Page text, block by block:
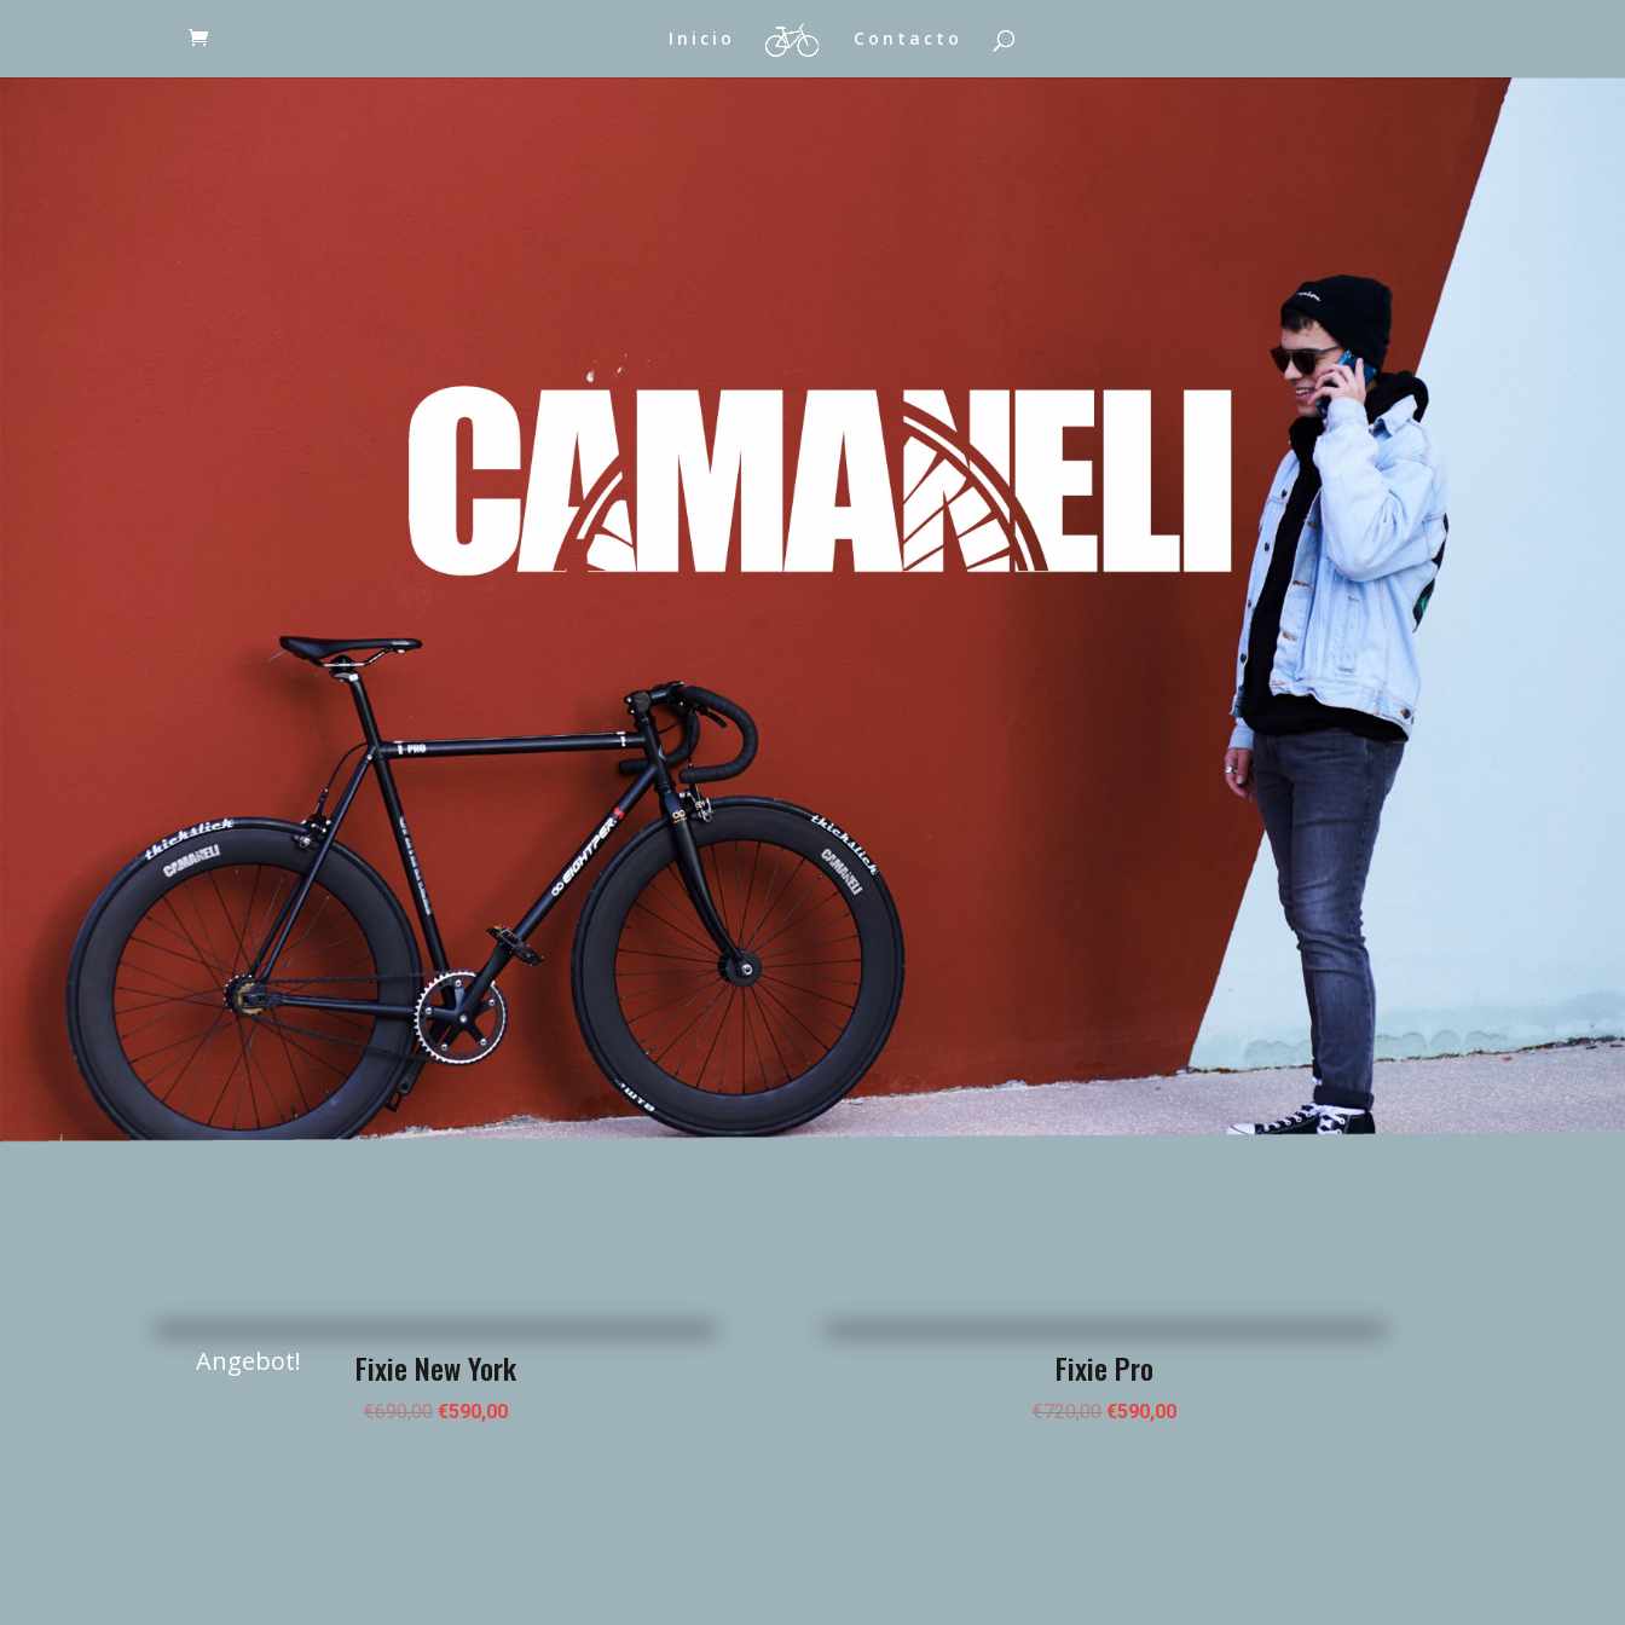
Inicio Contacto
Angebot! Fixie New York
€690,00 €590,00
Fixie Pro
€720,00 €590,00